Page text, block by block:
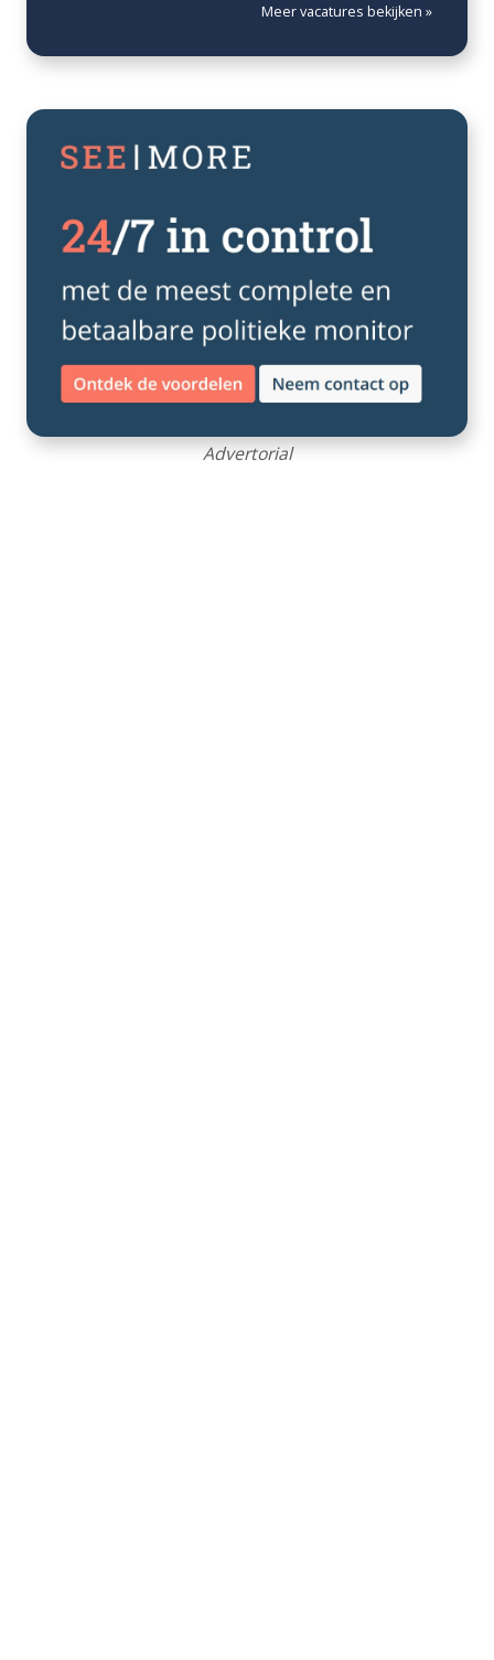
Meer vacatures bekijken »
Advertorial